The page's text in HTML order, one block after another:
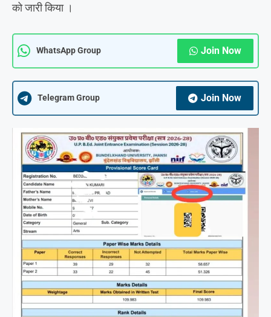
को जारी किया ।
WhatsApp Group Join Now
Telegram Group Join Now